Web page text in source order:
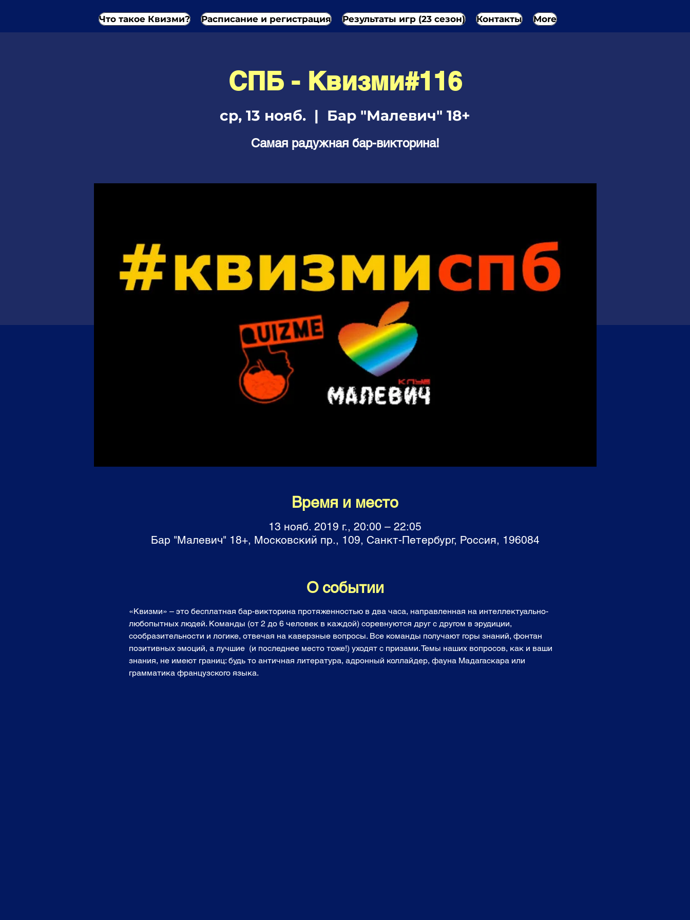
Что такое Квизми? Расписание и регистрация Результаты игр (23 сезон) Контакты More
СПБ - Квизми#116
ср, 13 нояб.
  |
Бар "Малевич" 18+
Самая радужная бар-викторина!
Время и место
13 нояб. 2019 г., 20:00 – 22:05
Бар "Малевич" 18+, Московский пр., 109, Санкт-Петербург, Россия, 196084
О событии
«Квизми» – это бесплатная бар-викторина протяженностью в два часа, направленная на интеллектуально-
любопытных людей. Команды (от 2 до 6 человек в каждой) соревнуются друг с другом в эрудиции,
сообразительности и логике, отвечая на каверзные вопросы. Все команды получают горы знаний, фонтан
позитивных эмоций, а лучшие  (и последнее место тоже!) уходят с призами. Темы наших вопросов, как и ваши
знания, не имеют границ: будь то античная литература, адронный коллайдер, фауна Мадагаскара или
грамматика французского языка.